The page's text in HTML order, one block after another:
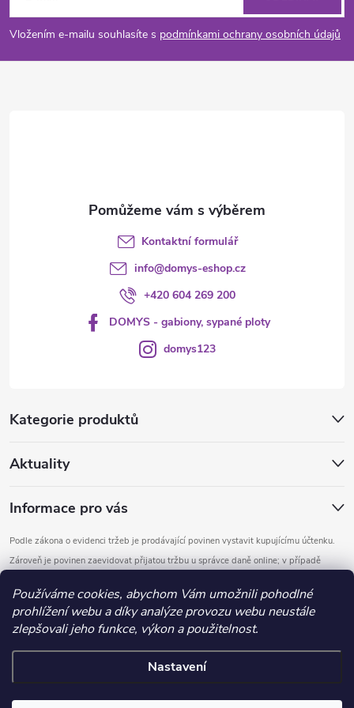
Používáme cookies, abychom Vám umožnili pohodlné
prohlížení webu a díky analýze provozu webu neustále
zlepšovali jeho funkce, výkon a použitelnost.
Nastavení
v
p
a
Vložením e-mailu souhlasíte s podmínkami ochrany osobních údajů
Kategorie produktů
Aktuality
Informace pro vás
Podle zákona o evidenci tržeb je prodávající povinen vystavit kupujícímu účtenku.
Zároveň je povinen zaevidovat přijatou tržbu u správce daně online; v případě
Kontaktní formulář
info@domys-eshop.cz
+420 604 269 200
DOMYS - gabiony, sypané ploty
domys123
Vytvořil Shoptet
Copyright 2026DOMYS. Všechna práva vyhrazena.